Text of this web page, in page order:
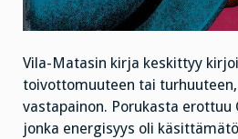
Vila-Matasin kirja keskittyy
toivottomuuteen tai
vastapainon. Porukasta erottuu
jonka energisyys oli